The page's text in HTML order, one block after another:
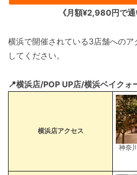
《月額¥2,980円で通
横浜で開催されている3店舗へのア
してください。
📍横浜店/POP UP店/横浜ベイクォ
横浜店アクセス
神奈